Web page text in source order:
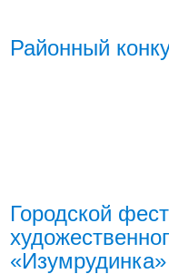
Районный
Городской
«Изумрудинка»